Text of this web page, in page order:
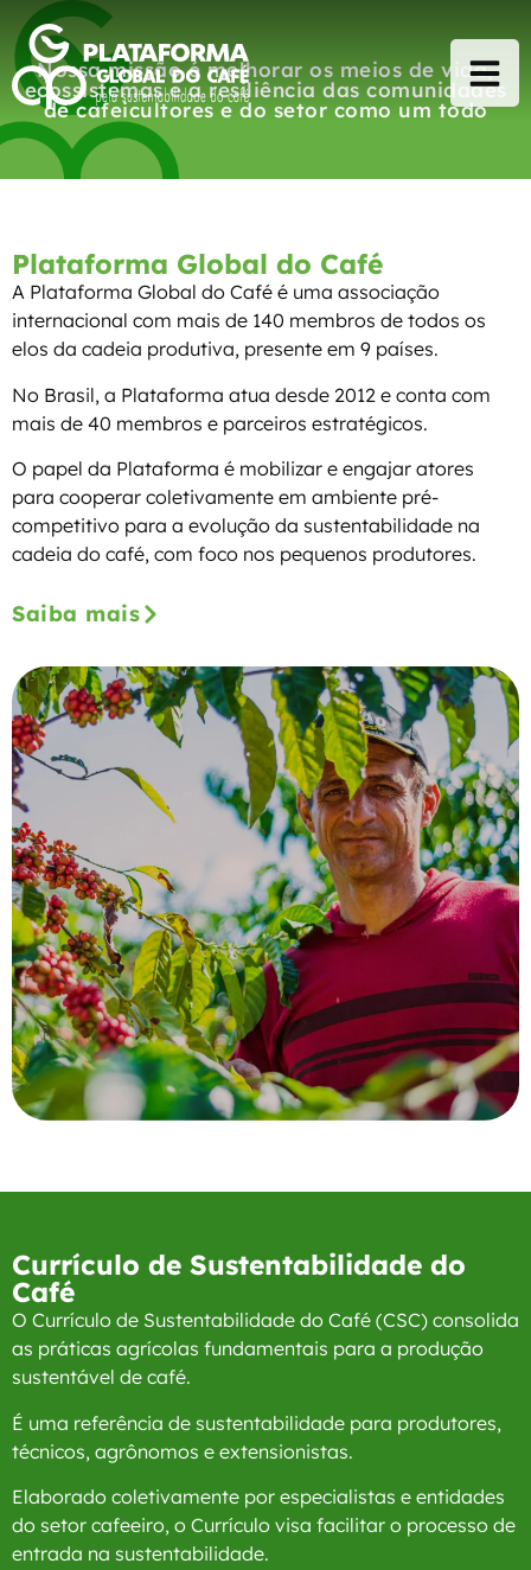
Nossa missão é melhorar os meios de vida,
ecossistemas e a resiliência das comunidades
de cafeicultores e do setor como um todo
Plataforma Global do Café
A Plataforma Global do Café é uma associação
internacional com mais de 140 membros de todos os
elos da cadeia produtiva, presente em 9 países.
No Brasil, a Plataforma atua desde 2012 e conta com
mais de 40 membros e parceiros estratégicos.
O papel da Plataforma é mobilizar e engajar atores
para cooperar coletivamente em ambiente pré-
competitivo para a evolução da sustentabilidade na
cadeia do café, com foco nos pequenos produtores.
Saiba mais
Currículo de Sustentabilidade do
Café
O Currículo de Sustentabilidade do Café (CSC) consolida
as práticas agrícolas fundamentais para a produção
sustentável de café.
É uma referência de sustentabilidade para produtores,
técnicos, agrônomos e extensionistas.
Elaborado coletivamente por especialistas e entidades
do setor cafeeiro, o Currículo visa facilitar o processo de
entrada na sustentabilidade.